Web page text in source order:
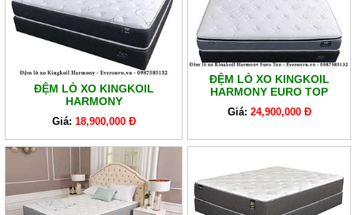
ĐỆM LÒ XO KINGKOIL
HARMONY
Giá: 18,900,000 Đ
ĐỆM LÒ XO KINGKOIL
HARMONY EURO TOP
Giá: 24,900,000 Đ